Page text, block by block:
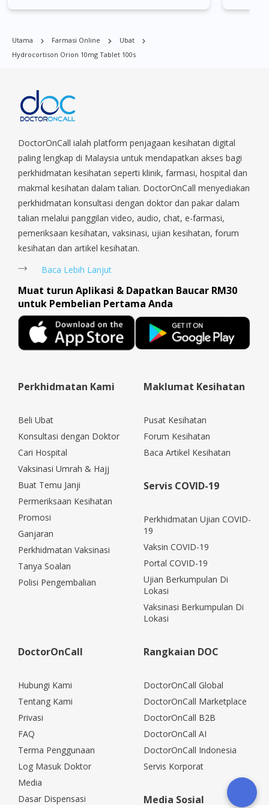
Commonwealt, City Hall, Clarke Quay, Changi Airport, Changi
Village, Clementi Park, Dairy Farm, Eunos, East Coast, Farrer
Parade, Marina, Macpherson, Mandai, Newton, Novena,
Orchard, Pasir Ris, Punggol, Potong Pasir, Paya Lebar,
Sengkang, Serangoon, Serangoon Rd, Seletar, Tampines, Toa
Payoh, Tanjong Pagar, Telok Blangah, Tanglin, Thomson, Tuas,
Tengah, Upper East Coast, Upper Bukit Timah, Upper Thomson,
Woodlands, West Coast, Yishun, Yio Chu Kang.
Utama Farmasi Online
Ubat
Hydrocortison Orion 10mg Tablet 100s
DoctorOnCall ialah platform penjagaan kesihatan digital
paling lengkap di Malaysia untuk mendapatkan akses bagi
perkhidmatan kesihatan seperti klinik, farmasi, hospital dan
makmal kesihatan dalam talian. DoctorOnCall menyediakan
perkhidmatan konsultasi dengan doktor dan pakar dalam
talian melalui panggilan video, audio, chat, e-farmasi,
pemeriksaan kesihatan, vaksinasi, ujian kesihatan, forum
kesihatan dan artikel kesihatan.
Baca Lebih Lanjut
Muat turun Aplikasi & Dapatkan Baucar RM30
untuk Pembelian Pertama Anda
Perkhidmatan Kami
Beli Ubat
Konsultasi dengan Doktor
Cari Hospital
Vaksinasi Umrah & Hajj
Buat Temu Janji
Permeriksaan Kesihatan
Promosi
Ganjaran
Perkhidmatan Vaksinasi
Tanya Soalan
Polisi Pengembalian
Maklumat Kesihatan
Pusat Kesihatan
Forum Kesihatan
Baca Artikel Kesihatan
Servis COVID-19
Perkhidmatan Ujian COVID-
19
Vaksin COVID-19
Portal COVID-19
Ujian Berkumpulan Di
Lokasi
Vaksinasi Berkumpulan Di
Lokasi
DoctorOnCall
Hubungi Kami
Tentang Kami
Privasi
FAQ
Terma Penggunaan
Log Masuk Doktor
Media
Dasar Dispensasi
Rangkaian DOC
DoctorOnCall Global
DoctorOnCall Marketplace
DoctorOnCall B2B
DoctorOnCall AI
DoctorOnCall Indonesia
Servis Korporat
Media Sosial